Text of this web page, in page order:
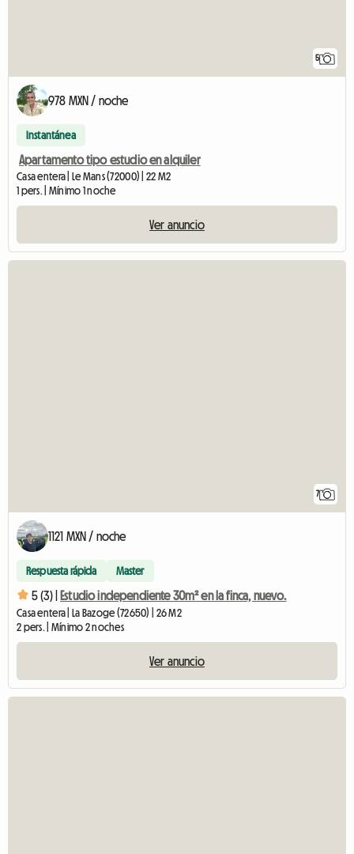
5
978 MXN / noche
Instantánea
Apartamento tipo estudio en alquiler
Casa entera | Le Mans (72000) | 22 M2
1 pers. | Mínimo 1 noche
Ver anuncio
7
1121 MXN / noche
Respuesta rápida Master
5 (3) | Estudio independiente 30m² en la finca, nuevo.
Casa entera | La Bazoge (72650) | 26 M2
2 pers. | Mínimo 2 noches
Ver anuncio